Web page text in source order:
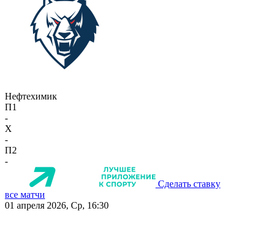
Нефтехимик
П1
-
X
-
П2
-
Сделать ставку
все матчи
01 апреля 2026, Ср, 16:30